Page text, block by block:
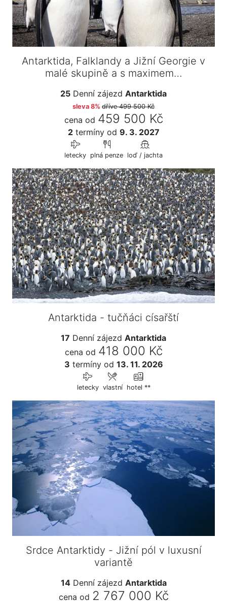
Antarktida, Falklandy a Jižní Georgie v
malé skupině a s maximem…
25 Denní zájezd Antarktida
sleva 8% dříve499 500 Kč
cena od 459 500 Kč
2termínyod 9. 3. 2027
letecky plná penze loď / jachta
Antarktida - tučňáci císařští
17 Denní zájezd Antarktida
cena od 418 000 Kč
3 termínyod 13. 11. 2026
letecky vlastní hotel **
Srdce Antarktidy - Jižní pól v luxusní
variantě
14Denní zájezd Antarktida
cena od 2 767 000 Kč